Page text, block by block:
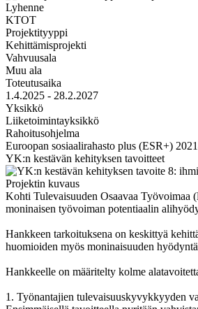
Lyhenne
KTOT
Projektityyppi
Kehittämisprojekti
Vahvuusala
Muu ala
Toteutusaika
1.4.2025 - 28.2.2027
Yksikkö
Liiketoimintayksikkö
Rahoitusohjelma
Euroopan sosiaalirahasto plus (ESR+)
YK:n kestävän kehityksen tavoitteet
Projektin kuvaus
Kohti Tulevaisuuden Osaavaa Työvoimaa
moninaisen työvoiman potentiaalin
Hankkeen tarkoituksena on keskittyä
huomioiden myös moninaisuuden
Hankkeelle on määritelty kolme
1. Työnantajien tulevaisuuskyvykkyyden